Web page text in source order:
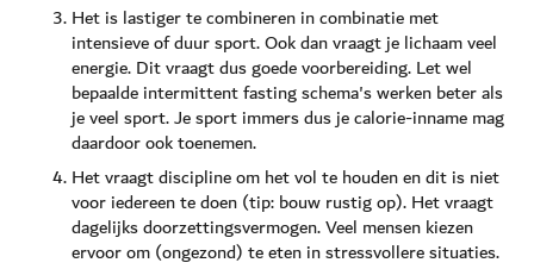
Het is lastiger te combineren in combinatie met
intensieve of duur sport. Ook dan vraagt je lichaam veel
energie. Dit vraagt dus goede voorbereiding. Let wel
bepaalde intermittent fasting schema's werken beter als
je veel sport. Je sport immers dus je calorie-inname mag
daardoor ook toenemen.
Het vraagt discipline om het vol te houden en dit is niet
voor iedereen te doen (tip: bouw rustig op). Het vraagt
dagelijks doorzettingsvermogen. Veel mensen kiezen
ervoor om (ongezond) te eten in stressvollere situaties.